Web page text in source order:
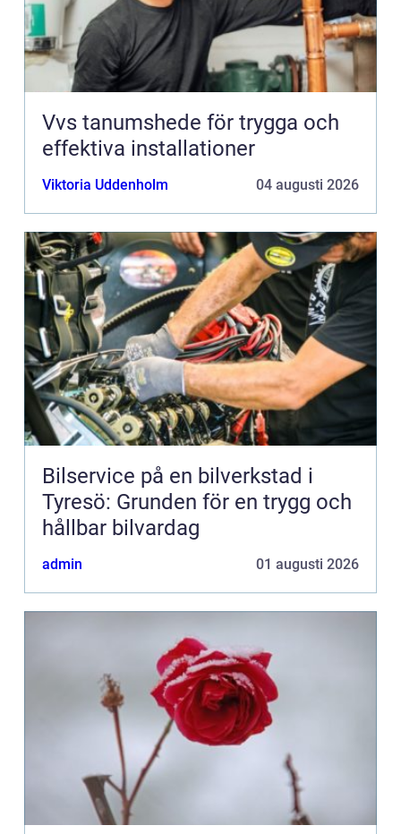
Vvs tanumshede för trygga och
effektiva installationer
Viktoria Uddenholm 04 augusti 2026
Bilservice på en bilverkstad i
Tyresö: Grunden för en trygg och
hållbar bilvardag
admin 01 augusti 2026